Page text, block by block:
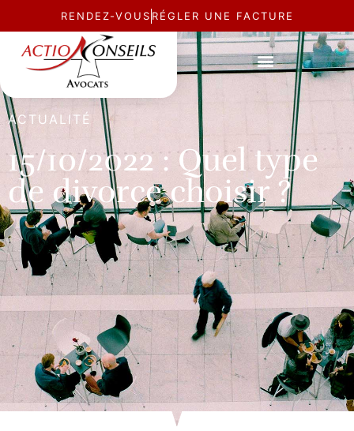
RENDEZ-VOUS RÉGLER UNE FACTURE
ACTUALITÉ
15/10/2022 : Quel type
de divorce choisir ?